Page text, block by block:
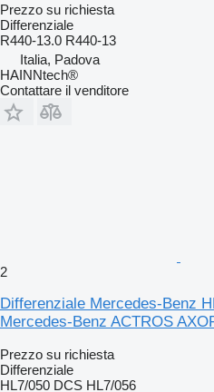
Prezzo su richiesta
Differenziale
R440-13.0 R440-13
Italia, Padova
HAINNtech®
Contattare il venditore
2
Differenziale Mercedes-Benz
Mercedes-Benz ACTROS
Prezzo su richiesta
Differenziale
HL7/050 DCS HL7/056